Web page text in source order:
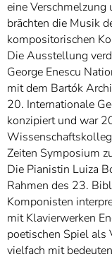
eine Verschmelzung
brächten die Musik
kompositorischen
Die Ausstellung
George Enescu
mit dem Bartók
20. Internationale
konzipiert und war
Zeiten Symposium
Die Pianistin Luiza
Rahmen des 23.
Komponisten
mit Klavierwerken
poetischen Spiel
vielfach mit